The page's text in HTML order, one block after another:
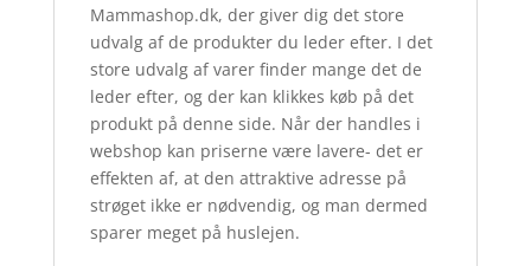
Mammashop.dk, der giver dig det store
udvalg af de produkter du leder efter. I det
store udvalg af varer finder mange det de
leder efter, og der kan klikkes køb på det
produkt på denne side. Når der handles i
webshop kan priserne være lavere- det er
effekten af, at den attraktive adresse på
strøget ikke er nødvendig, og man dermed
sparer meget på huslejen.